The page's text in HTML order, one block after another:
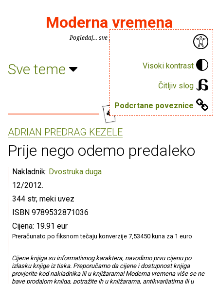
Visoki kontrast
Čitljiv slog
Podcrtane poveznice
Moderna vremena
Pogledaj... sve je puno knjiga.
Sve teme
ADRIAN PREDRAG KEZELE
Prije nego odemo predaleko
Nakladnik: Dvostruka duga
12/2012.
344 str, meki uvez
ISBN 9789532871036
Cijena: 19.91 eur
Preračunato po fiksnom tečaju konverzije 7,53450 kuna za 1 euro
Cijene knjiga su informativnog karaktera, navodimo prvu cijenu po
izlasku knjige iz tiska. Preporučamo da cijene i dostupnost knjiga
provjerite kod nakladnika ili u knjižarama! Moderna vremena više se ne
bave prodajom knjiga, potražite ih u knjižarama, antikvarijatima ili u